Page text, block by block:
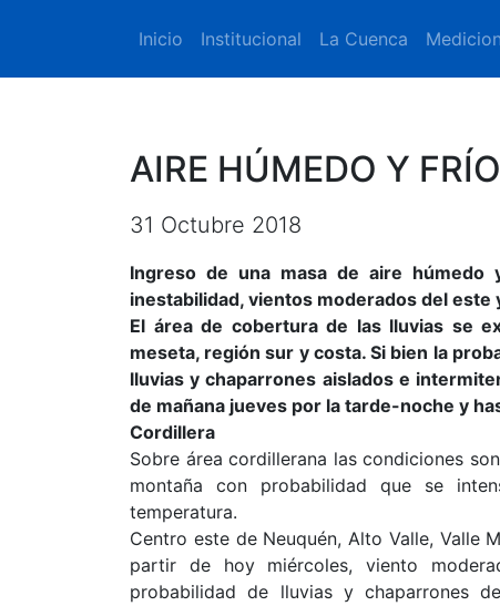
Inicio Institucional La Cuenca
AIRE HÚMEDO Y FRÍO
31 Octubre 2018
Ingreso de una masa de aire húmedo
inestabilidad, vientos moderados del
El área de cobertura de las lluvias se
meseta, región sur y costa. Si bien la
lluvias y chaparrones aislados e
de mañana jueves por la tarde-noche y
Cordillera
Sobre área cordillerana las condiciones
montaña con probabilidad que se
temperatura.
Centro este de Neuquén, Alto Valle, Valle
partir de hoy miércoles, viento
probabilidad de lluvias y chaparrones